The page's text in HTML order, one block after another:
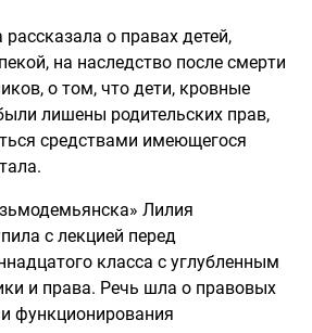
о правах детей,
на наследство после смерти
о том, что дети, кровные
лишены родительских прав,
средствами имеющегося
Лилия
с лекцией перед
класса с углубленным
и права. Речь шла о правовых
функционирования